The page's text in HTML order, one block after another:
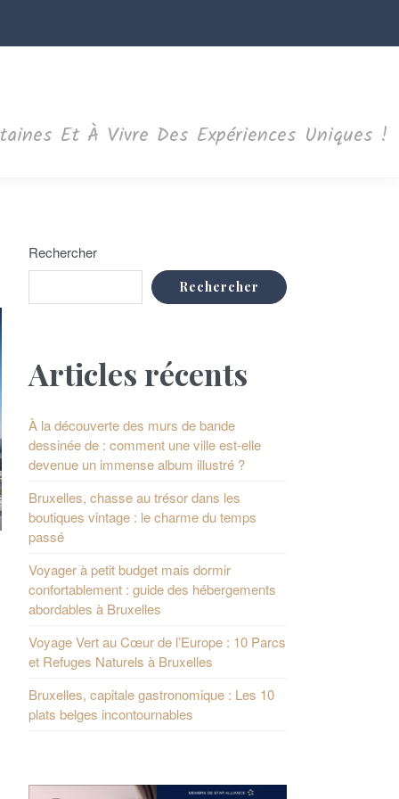
Et À Vivre Des Expériences Uniques !
Rechercher
Rechercher
Articles récents
À la découverte des murs de bande
dessinée de : comment une ville est-elle
devenue un immense album illustré ?
Bruxelles, chasse au trésor dans les
boutiques vintage : le charme du temps
passé
Voyager à petit budget mais dormir
confortablement : guide des hébergements
abordables à Bruxelles
Voyage Vert au Cœur de l’Europe : 10 Parcs
et Refuges Naturels à Bruxelles
Bruxelles, capitale gastronomique : Les 10
plats belges incontournables